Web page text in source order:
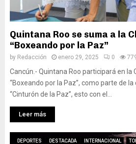
Quintana Roo se suma a la
“Boxeando por la Paz”
by Redacción enero 29, 2025 0
Cancún.- Quintana Roo participará en la
“Boxeando por la Paz”, como parte de
“Cinturón de la Paz”, esto con el...
Leer más
DEPORTES DESTACADA INTERNACIONAL